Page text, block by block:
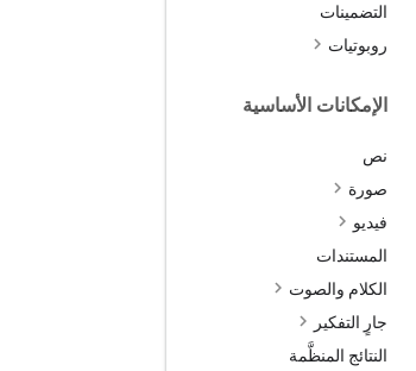
التضمينات
روبوتيات
الإمكانات الأساسية
نص
صورة
فيديو
المستندات
الكلام والصوت
جارٍ التفكير
النتائج المنظَّمة